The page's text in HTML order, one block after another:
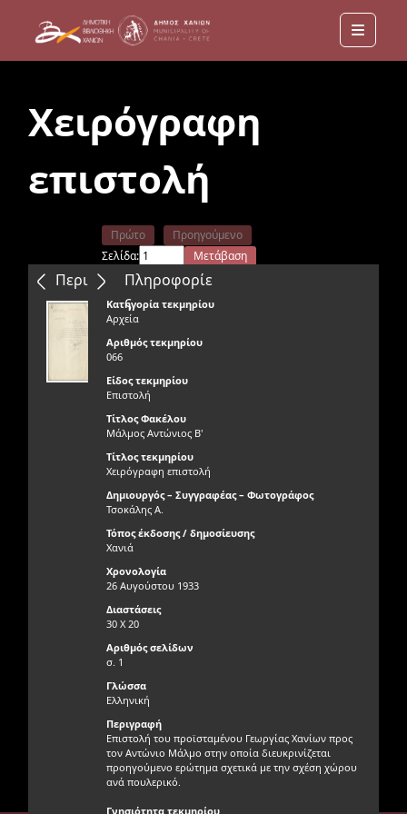
Menu
Χειρόγραφη
επιστολή
Περιεχόμενα
Πρώτο
Προηγούμενο
Σελίδα:
Μετάβαση
Επόμενο
Τελευταίο
Πληροφορίε
ς
Κατηγορία τεκμηρίου
Αρχεία
Αριθμός τεκμηρίου
066
Είδος τεκμηρίου
Επιστολή
Τίτλος Φακέλου
Μάλμος Αντώνιος Β'
Τίτλος τεκμηρίου
Χειρόγραφη επιστολή
Δημιουργός – Συγγραφέας – Φωτογράφος
Τσοκάλης Α.
Τόπος έκδοσης / δημοσίευσης
Χανιά
Χρονολογία
26 Αυγούστου 1933
Διαστάσεις
30 X 20
Αριθμός σελίδων
σ. 1
Γλώσσα
Ελληνική
Περιγραφή
Επιστολή του προϊσταμένου Γεωργίας Χανίων προς
τον Αντώνιο Μάλμο στην οποία διευκρινίζεται
προηγούμενο ερώτημα σχετικά με την σχέση χώρου
ανά πουλερικό.
Γνησιότητα τεκμηρίου